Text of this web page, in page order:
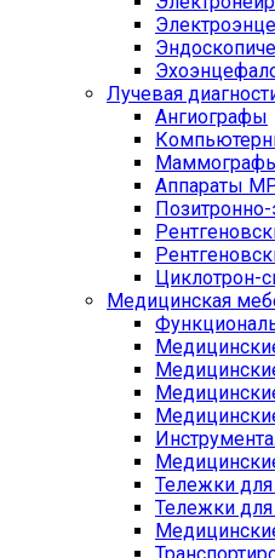
Лучевая
Ангиографы
Аппараты
Циклотрон-
Медицинская
Тележки
Тележки